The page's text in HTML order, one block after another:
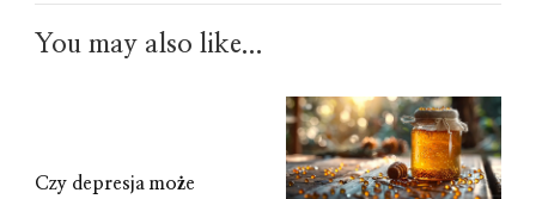
You may also like...
Czy depresja może